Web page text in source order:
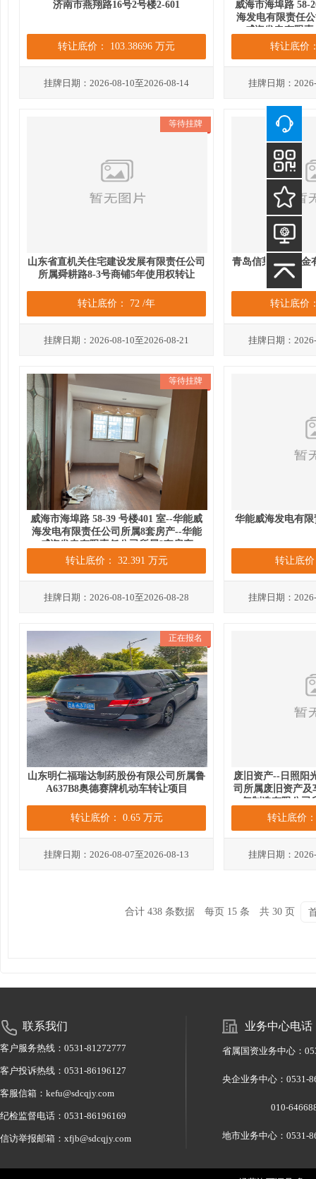
济南市燕翔路16号2号楼2-601
转让底价： 103.38696 万元
挂牌日期：2026-08-10至2026-08-14
威海市海埠路 58-
海发电有限责任
威海发电有限
转让底价
挂牌日期：
山东省直机关住宅建设发展有限责任公司
所属舜耕路8-3号商铺5年使用权转让
转让底价： 72 /年
挂牌日期：2026-08-10至2026-08-21
等待挂牌
青岛信莱粉末冶金
转让底价
挂牌日期：
威海市海埠路 58-39 号楼401 室--华能威
海发电有限责任公司所属8套房产--华能
威海发电有限责任公司所属8套房产
转让底价： 32.391 万元
挂牌日期：2026-08-10至2026-08-28
等待挂牌
华能威海发电有
转让底
挂牌日期：
山东明仁福瑞达制药股份有限公司所属鲁
A637B8奥德赛牌机动车转让项目
转让底价： 0.65 万元
挂牌日期：2026-08-07至2026-08-13
正在报名
废旧资产--日照阳
司所属废旧资产
气制造有限公司
转让底价
挂牌日期：
合计 438 条数据 每页 15 条 共 30 页
联系我们
客户服务热线：0531-81272777
客户投诉热线：0531-86196127
客服信箱：kefu@sdcqjy.com
纪检监督电话：0531-86196169
信访举报邮箱：xfjb@sdcqjy.com
业务中心电话
省属国资业务中心：
央企业务中心：
010-64668860
地市业务中心：0531-